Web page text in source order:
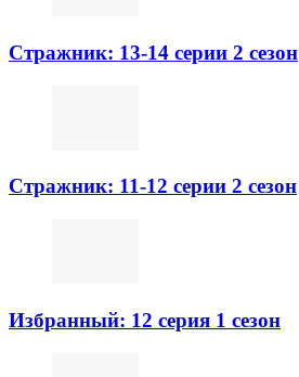
Стражник: 13-14 серии 2 сезон
Стражник: 11-12 серии 2 сезон
Избранный: 12 серия 1 сезон